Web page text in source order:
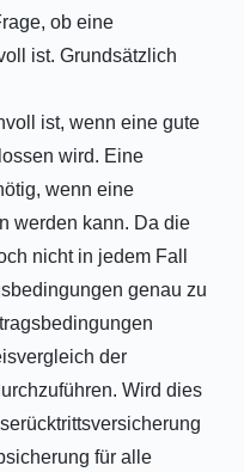
ob eine
ist. Grundsätzlich
ist, wenn eine gute
wird. Eine
wenn eine
werden kann. Da die
nicht in jedem Fall
genau zu
der
Wird dies
für alle